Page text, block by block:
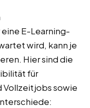
E-Learning-
wird, kann je
Hier sind die
für
Vollzeitjobs sowie